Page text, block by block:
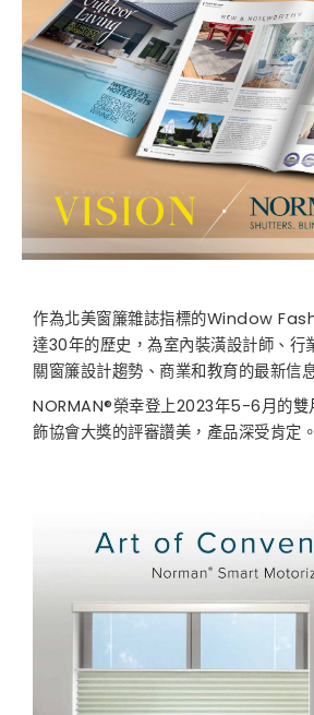
作為北美窗簾雜誌指標的Window
達30年的歷史，為室內裝潢設計師、行
關窗簾設計趨勢、商業和教育的最新信
NORMAN®榮幸登上2023年5-6月的雙
飾協會大獎的評審讚美，產品深受肯定。